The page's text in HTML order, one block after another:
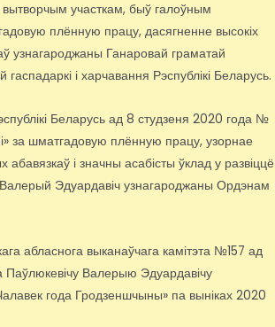
вытворчым участкам, быў галоўным
плённую працу, дасягненне высокіх
узнагароджаны Ганаровай граматай
гаспадаркі і харчавання Рэспублікі Беларусь.
Беларусь ад 8 студзеня 2020 года №
за шматгадовую плённую працу, узорнае
і значны асабісты ўклад у развіццё
Валерый Эдуардавіч узнагароджаны Ордэнам
абласнога выканаўчага камітэта №157 ад
Паўлюкевічу Валерыю Эдуардавічу
года Гродзеншчыны» па выніках 2020